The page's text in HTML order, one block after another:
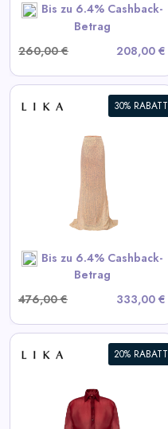
Bis zu 6.4% Cashback-
Betrag
260,00 €
208,00 €
30% RABATT
Bis zu 6.4% Cashback-
Betrag
476,00 €
333,00 €
Schwarzes Kleid mit
Taillenausschnitten
View All LIKA Deals
SHOP NOW
20% RABATT
Schwarzes strukturiertes Mini-